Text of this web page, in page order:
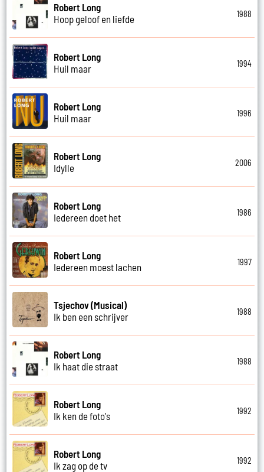
Robert Long
Hoop geloof en liefde
1988
Robert Long
Huil maar
1994
Robert Long
Huil maar
1996
Robert Long
Idylle
2006
Robert Long
Iedereen doet het
1986
Robert Long
Iedereen moest lachen
1997
Tsjechov (Musical)
Ik ben een schrijver
1988
Robert Long
Ik haat die straat
1988
Robert Long
Ik ken de foto's
1992
Robert Long
Ik zag op de tv
1992